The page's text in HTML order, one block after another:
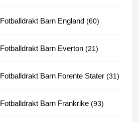
Fotballdrakt Barn England 6060
Fotballdrakt Barn Everton 2121
Fotballdrakt Barn Forente Stater 3131
Fotballdrakt Barn Frankrike 9393